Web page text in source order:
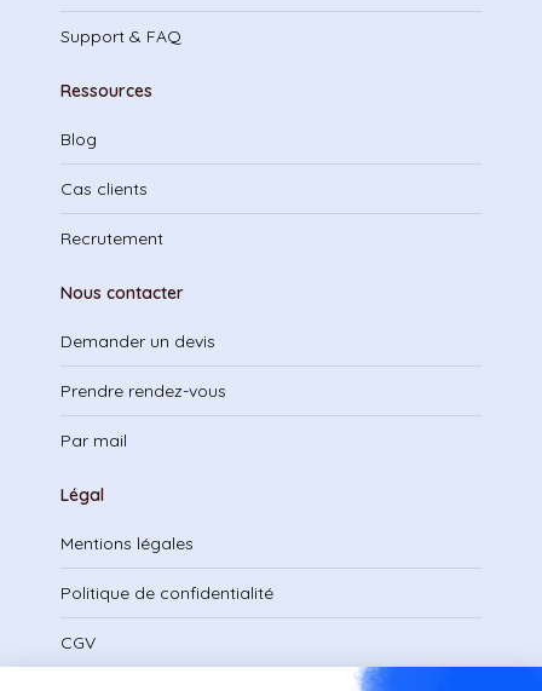
Support & FAQ
Ressources
Blog
Cas clients
Recrutement
Nous contacter
Demander un devis
Prendre rendez-vous
Par mail
Légal
Mentions légales
Politique de confidentialité
CGV